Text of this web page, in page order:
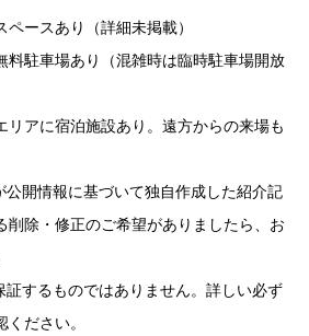
ースあり（詳細未掲載）
料駐車場あり（混雑時は臨時駐車場開放
リアに宿泊施設あり。遠方からの来場も
開情報に基づいて独自作成した紹介記
削除・修正のご希望がありましたら、お
するものではありません。詳しい必ず
ださい。